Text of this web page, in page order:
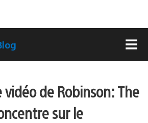
vidéo de Robinson: The
sur le